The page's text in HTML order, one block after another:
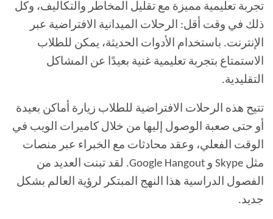
تجربة تعليمية مميزة مع تقليل المخاطر والتكاليف، وكل
ذلك في وقت أقل: الرحلات الميدانية الافتراضية عبر
الإنترنت. باستخدام الأدوات الحديثة، يمكن للطلاب
الاستمتاع بتجربة تعليمية غنية بعيدًا عن المشاكل
التقليدية.
تتيح هذه الرحلات الافتراضية للطلاب زيارة أماكن بعيدة
أو حتى صعبة الوصول إليها من خلال كاميرات الويب في
الوقت الفعلي، وعقد محادثات مع الخبراء عبر منصات
مثل Skype و Google Hangout. لقد تبنت العديد من
الفصول الدراسية هذا النهج المبتكر لرؤية العالم بشكل
جديد.